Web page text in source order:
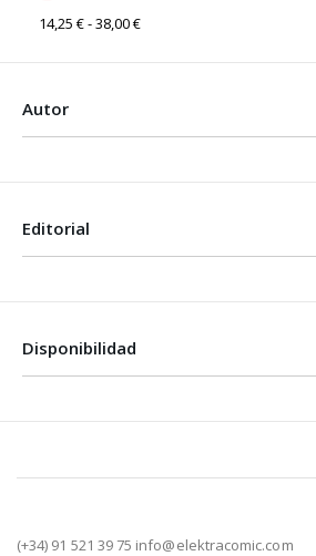
14,25 € - 38,00 €
Autor
Editorial
Disponibilidad
(+34) 91 521 39 75 info@elektracomic.com